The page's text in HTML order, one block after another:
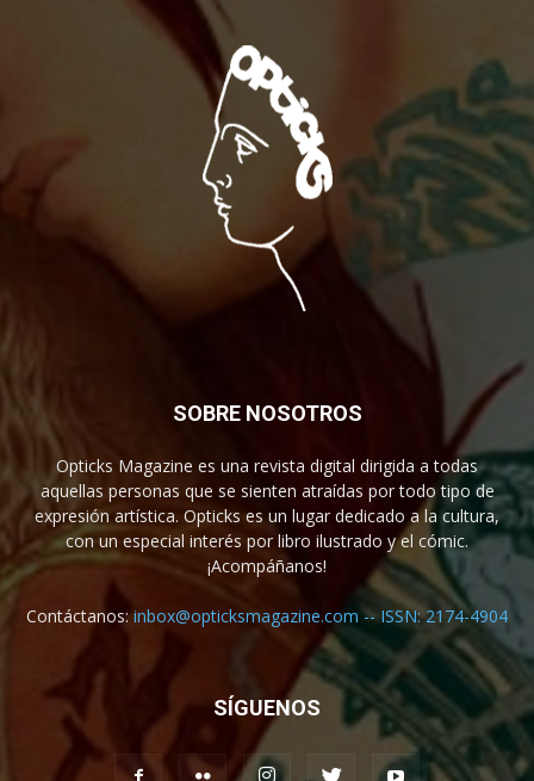
SOBRE NOSOTROS
Opticks Magazine es una revista digital dirigida a todas
aquellas personas que se sienten atraídas por todo tipo de
expresión artística. Opticks es un lugar dedicado a la cultura,
con un especial interés por libro ilustrado y el cómic.
¡Acompáñanos!
Contáctanos:inbox@opticksmagazine.com -- ISSN: 2174-4904
SÍGUENOS